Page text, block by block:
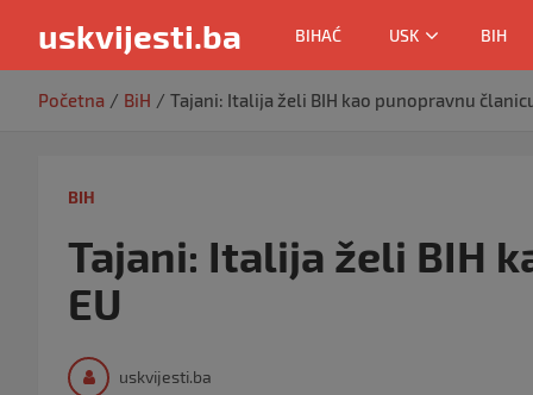
uskvijesti.ba BIHAĆ USK BIH
Početna BiH Tajani: Italija želi BIH kao punopravnu
BIH
Tajani: Italija želi BIH
EU
uskvijesti.ba